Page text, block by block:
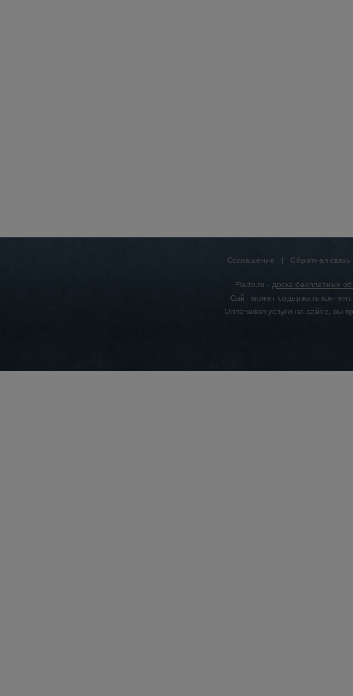
Соглашение | Обратная связь
Flado.ru - доска бесплатных
Сайт может содержать
Оплачивая услуги на сайте, вы